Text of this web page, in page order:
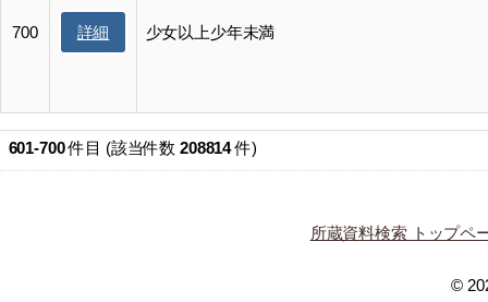
700 詳細 少女以上少年未満
601-700件目 (該当件数 208814件)
所蔵資料検索 トップペ
©